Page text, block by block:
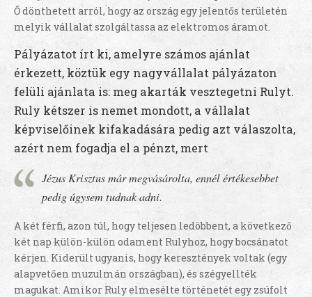
Ő dönthetett arról, hogy az ország egy jelentős területén
melyik vállalat szolgáltassa az elektromos áramot.
Pályázatot írt ki, amelyre számos ajánlat
érkezett, köztük egy nagyvállalat pályázaton
felüli ajánlata is: meg akarták vesztegetni Rulyt.
Ruly kétszer is nemet mondott, a vállalat
képviselőinek kifakadására pedig azt válaszolta,
azért nem fogadja el a pénzt, mert
Jézus Krisztus már megvásárolta, ennél értékesebbet
pedig úgysem tudnak adni.
A két férfi, azon túl, hogy teljesen ledöbbent, a következő
két nap külön-külön odament Rulyhoz, hogy bocsánatot
kérjen. Kiderült ugyanis, hogy keresztények voltak (egy
alapvetően muzulmán országban), és szégyellték
magukat. Amikor Ruly elmesélte történetét egy zsúfolt